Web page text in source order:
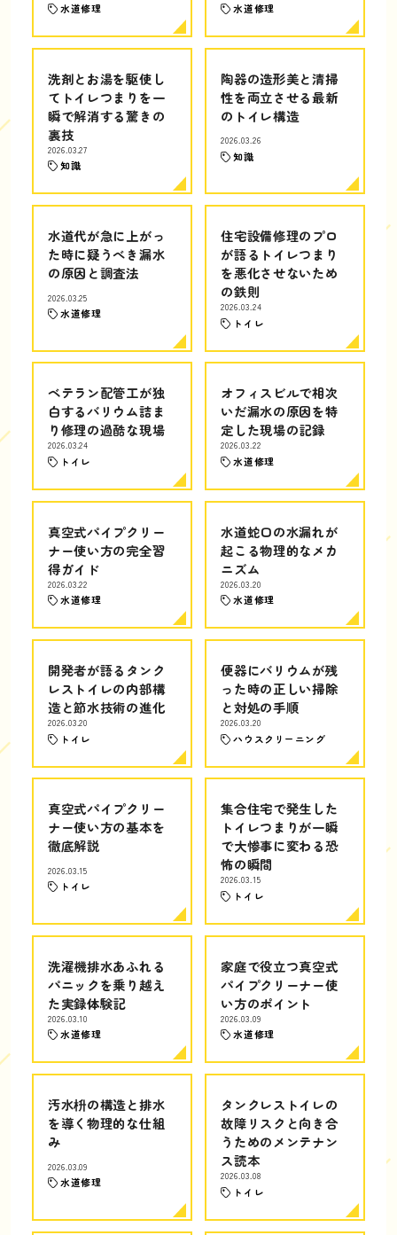
水道修理 水道修理
洗剤とお湯を駆使し
てトイレつまりを一
瞬で解消する驚きの
裏技
2026.03.27
知識
陶器の造形美と清掃
性を両立させる最新
のトイレ構造
2026.03.26
知識
水道代が急に上がっ
た時に疑うべき漏水
の原因と調査法
2026.03.25
水道修理
住宅設備修理のプロ
が語るトイレつまり
を悪化させないため
の鉄則
2026.03.24
トイレ
ベテラン配管工が独
白するバリウム詰ま
り修理の過酷な現場
2026.03.24
トイレ
オフィスビルで相次
いだ漏水の原因を特
定した現場の記録
2026.03.22
水道修理
真空式パイプクリー
ナー使い方の完全習
得ガイド
2026.03.22
水道修理
水道蛇口の水漏れが
起こる物理的なメカ
ニズム
2026.03.20
水道修理
開発者が語るタンク
レストイレの内部構
造と節水技術の進化
2026.03.20
トイレ
便器にバリウムが残
った時の正しい掃除
と対処の手順
2026.03.20
ハウスクリーニング
真空式パイプクリー
ナー使い方の基本を
徹底解説
2026.03.15
トイレ
集合住宅で発生した
トイレつまりが一瞬
で大惨事に変わる恐
怖の瞬間
2026.03.15
トイレ
洗濯機排水あふれる
パニックを乗り越え
た実録体験記
2026.03.10
水道修理
家庭で役立つ真空式
パイプクリーナー使
い方のポイント
2026.03.09
水道修理
汚水枡の構造と排水
を導く物理的な仕組
み
2026.03.09
水道修理
タンクレストイレの
故障リスクと向き合
うためのメンテナン
ス読本
2026.03.08
トイレ